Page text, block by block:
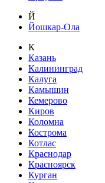
Й
Йошкар-Ола
К
Казань
Калининград
Калуга
Камышин
Кемерово
Киров
Коломна
Кострома
Котлас
Краснодар
Красноярск
Курган